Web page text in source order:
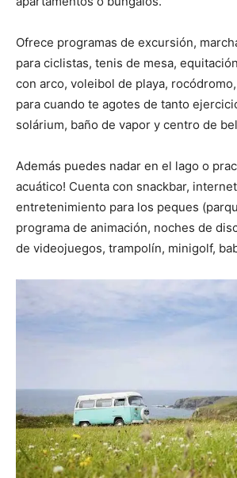
Ofrece programas de excursión,
para ciclistas, tenis de mesa,
con arco, voleibol de playa,
para cuando te agotes de tanto
solárium, baño de vapor y centro de
Además puedes nadar en el lago o
acuático! Cuenta con snackbar,
entretenimiento para los peques
programa de animación, noches de
de videojuegos, trampolín, minigolf,